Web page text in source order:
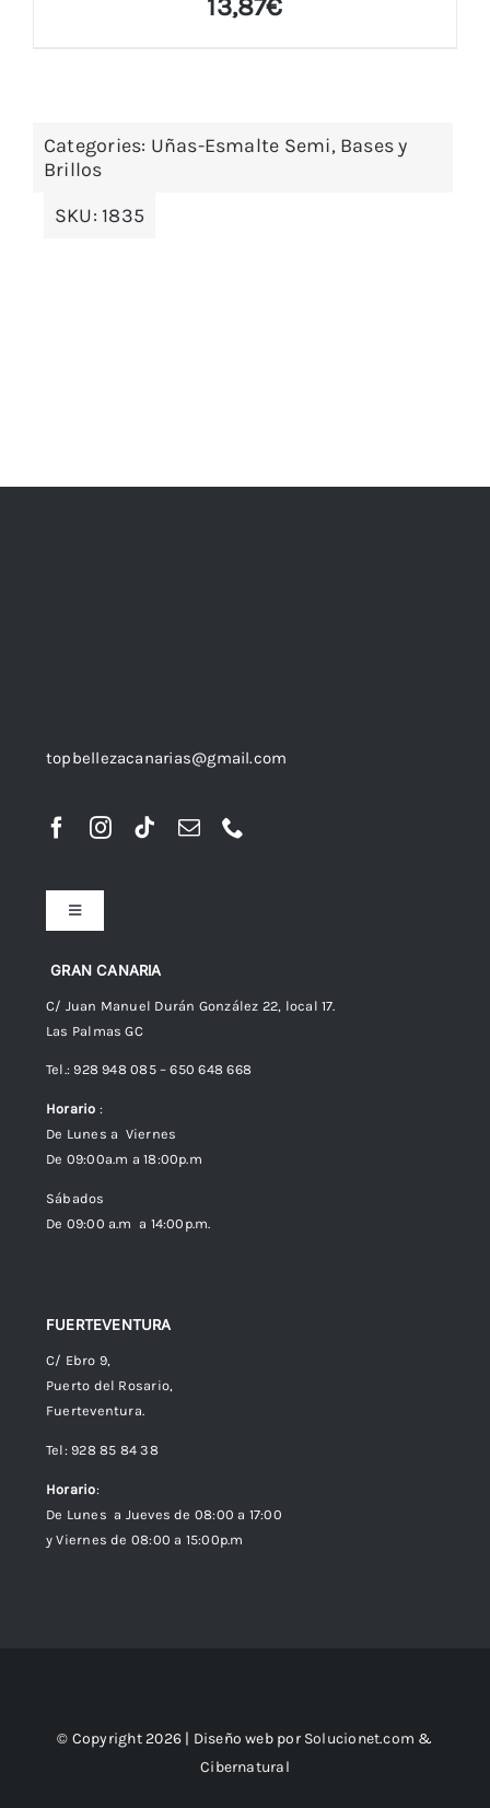
13,87€
Categories: Uñas-Esmalte Semi, Bases y
Brillos
SKU:1835
topbellezacanarias@gmail.com
GRAN CANARIA
C/ Juan Manuel Durán González 22, local 17.
Las Palmas GC
Tel.: 928 948 085 – 650 648 668
Horario :
De Lunes a Viernes
De 09:00a.m a 18:00p.m
Sábados
De 09:00 a.m a 14:00p.m.
FUERTEVENTURA
C/ Ebro 9,
Puerto del Rosario,
Fuerteventura.
Tel: 928 85 84 38
Horario:
De Lunes a Jueves de 08:00 a 17:00
y Viernes de 08:00 a 15:00p.m
Toggle
Navigation
Preguntas frecuentes
Envíos
Política de Privacidad
© Copyright 2026 | Diseño web por Solucionet.com &
Cibernatural